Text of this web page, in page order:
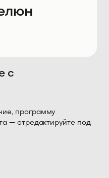
с
программу
— отредактируйте под